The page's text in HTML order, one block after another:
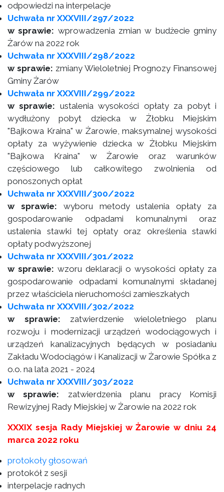
odpowiedzi na interpelacje
Uchwała nr XXXVIII/297/2022
w sprawie: wprowadzenia zmian w budżecie gminy
Żarów na 2022 rok
Uchwała nr XXXVIII/298/2022
w sprawie: zmiany Wieloletniej Prognozy Finansowej
Gminy Żarów
Uchwała nr XXXVIII/299/2022
w sprawie: ustalenia wysokości opłaty za pobyt i
wydłużony pobyt dziecka w Żłobku Miejskim
"Bajkowa Kraina" w Żarowie, maksymalnej wysokości
opłaty za wyżywienie dziecka w Żłobku Miejskim
"Bajkowa Kraina" w Żarowie oraz warunków
częściowego lub całkowitego zwolnienia od
ponoszonych opłat
Uchwała nr XXXVIII/300/2022
w sprawie: wyboru metody ustalenia opłaty za
gospodarowanie odpadami komunalnymi oraz
ustalenia stawki tej opłaty oraz określenia stawki
opłaty podwyższonej
Uchwała nr XXXVIII/301/2022
w sprawie: wzoru deklaracji o wysokości opłaty za
gospodarowanie odpadami komunalnymi składanej
przez właściciela nieruchomości zamieszkałych
Uchwała nr XXXVIII/302/2022
w sprawie: zatwierdzenie wieloletniego planu
rozwoju i modernizacji urządzeń wodociągowych i
urządzeń kanalizacyjnych będących w posiadaniu
Zakładu Wodociągów i Kanalizacji w Żarowie Spółka z
o.o. na lata 2021 - 2024
Uchwała nr XXXVIII/303/2022
w sprawie: zatwierdzenia planu pracy Komisji
Rewizyjnej Rady Miejskiej w Żarowie na 2022 rok
XXXIX sesja Rady Miejskiej w Żarowie w dniu 24
marca 2022 roku
protokoły głosowań
protokół z sesji
interpelacje radnych